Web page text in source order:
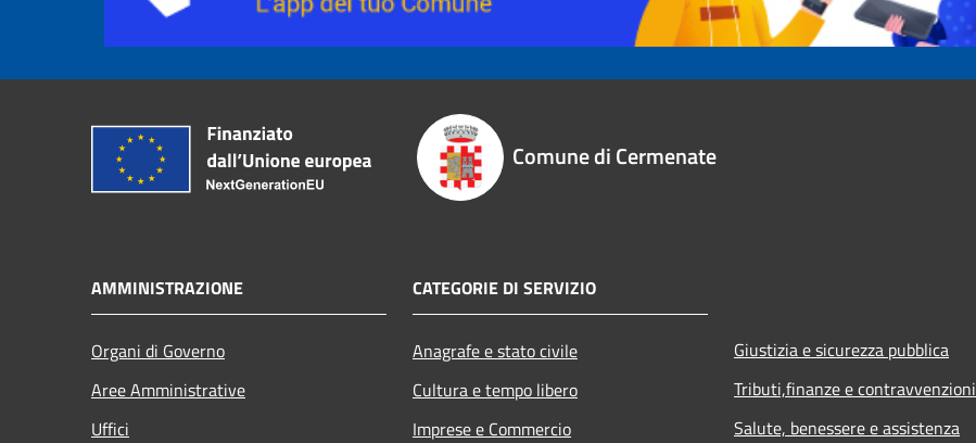
Comune di Cermenate
AMMINISTRAZIONE
Organi di Governo
Aree Amministrative
Uffici
CATEGORIE DI SERVIZIO
Anagrafe e stato civile
Cultura e tempo libero
Imprese e Commercio
Giustizia e sicurezza pubblica
Tributi,finanze e contravvenzioni
Salute, benessere e assistenza